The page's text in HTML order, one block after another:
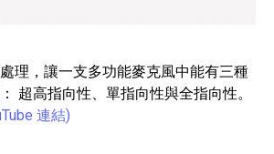
理，讓一支多功能麥克風中能有三種
超高指向性、單指向性與全指向性。
連結)